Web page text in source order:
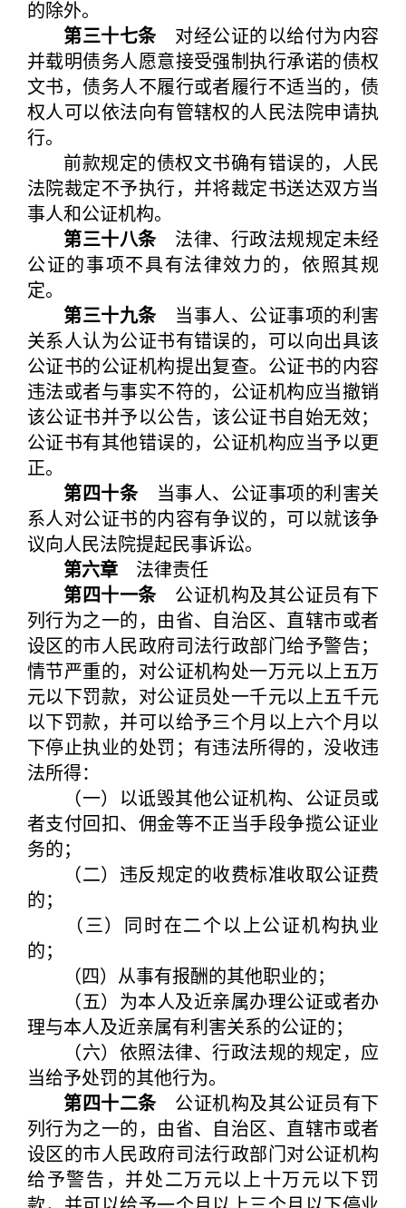
的除外。
第三十七条对经公证的以给付为内容
并载明债务人愿意接受强制执行承诺的债权
文书，债务人不履行或者履行不适当的，债
权人可以依法向有管辖权的人民法院申请执
行。
前款规定的债权文书确有错误的，人民
法院裁定不予执行，并将裁定书送达双方当
事人和公证机构。
第三十八条法律、行政法规规定未经
公证的事项不具有法律效力的，依照其规
定。
第三十九条当事人、公证事项的利害
关系人认为公证书有错误的，可以向出具该
公证书的公证机构提出复查。公证书的内容
违法或者与事实不符的，公证机构应当撤销
该公证书并予以公告，该公证书自始无效；
公证书有其他错误的，公证机构应当予以更
正。
第四十条当事人、公证事项的利害关
系人对公证书的内容有争议的，可以就该争
议向人民法院提起民事诉讼。
第六章 法律责任
第四十一条公证机构及其公证员有下
列行为之一的，由省、自治区、直辖市或者
设区的市人民政府司法行政部门给予警告；
情节严重的，对公证机构处一万元以上五万
元以下罚款，对公证员处一千元以上五千元
以下罚款，并可以给予三个月以上六个月以
下停止执业的处罚；有违法所得的，没收违
法所得：
（一）以诋毁其他公证机构、公证员或
者支付回扣、佣金等不正当手段争揽公证业
务的；
（二）违反规定的收费标准收取公证费
的；
（三）同时在二个以上公证机构执业
的；
（四）从事有报酬的其他职业的；
（五）为本人及近亲属办理公证或者办
理与本人及近亲属有利害关系的公证的；
（六）依照法律、行政法规的规定，应
当给予处罚的其他行为。
第四十二条公证机构及其公证员有下
列行为之一的，由省、自治区、直辖市或者
设区的市人民政府司法行政部门对公证机构
给予警告，并处二万元以上十万元以下罚